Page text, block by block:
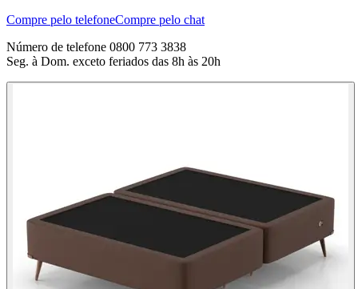
Compre pelo telefoneCompre pelo chat
Número de telefone 0800 773 3838
Seg. à Dom. exceto feriados das 8h às 20h